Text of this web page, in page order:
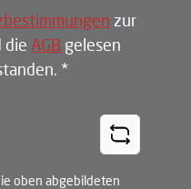
zur
die AGB gelesen
*
oben abgebildeten